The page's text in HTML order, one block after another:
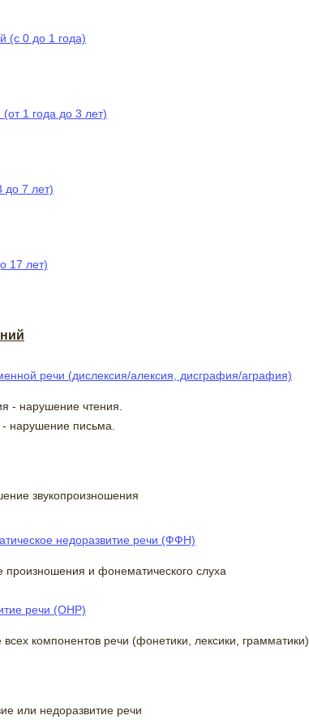
(с 0 до 1 года)
1 года до 3 лет)
до 7 лет)
17 лет)
речи (дислексия/алексия, дисграфия/аграфия)
- нарушение чтения.
нарушение письма.
звукопроизношения
недоразвитие речи (ФФН)
и фонематического слуха
речи (ОНР)
компонентов речи (фонетики, лексики, грамматики)
или недоразвитие речи